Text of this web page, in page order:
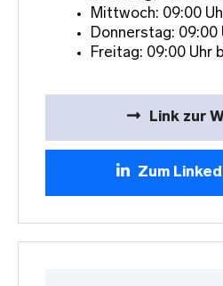
Mittwoch: 09:00
Donnerstag: 09:00
Freitag: 09:00 Uhr
Link zur
Zum